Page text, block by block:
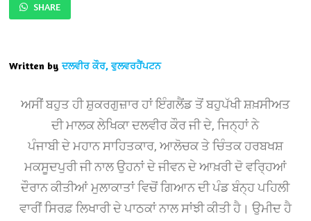
SHARE
Written by ਦਲਵੀਰ ਕੌਰ, ਵੁਲਵਰਹੈਂਪਟਨ
ਅਸੀਂ ਬਹੁਤ ਹੀ ਸ਼ੁਕਰਗੁਜ਼ਾਰ ਹਾਂ ਇੰਗਲੈਂਡ ਤੋਂ ਬਹੁਪੱਖੀ ਸ਼ਖ਼ਸੀਅਤ
ਦੀ ਮਾਲਕ ਲੇਖਿਕਾ ਦਲਵੀਰ ਕੌਰ ਜੀ ਦੇ, ਜਿਨ੍ਹਾਂ ਨੇ
ਪੰਜਾਬੀਦੇਮਹਾਨ ਸਾਹਿਤਕਾਰ, ਆਲੋਚਕ ਤੇ ਚਿੰਤਕ ਹਰਬਖਸ਼
ਮਕਸੂਦਪੁਰੀ ਜੀ ਨਾਲ ਉਹਨਾਂ ਦੇ ਜੀਵਨ ਦੇ ਆਖ਼ਰੀ ਦੋ ਵਰ੍ਹਿਆਂ
ਦੌਰਾਨ ਕੀਤੀਆਂ ਮੁਲਾਕਾਤਾਂ ਵਿਚੋਂ ਗਿਆਨ ਦੀ ਪੰਡ ਬੰਨ੍ਹ ਪਹਿਲੀ
ਵਾਰੀਂ ਸਿਰਫ਼ ਲਿਖਾਰੀ ਦੇ ਪਾਠਕਾਂ ਨਾਲ ਸਾਂਝੀ ਕੀਤੀ ਹੈ। ਉਮੀਦ ਹੈ